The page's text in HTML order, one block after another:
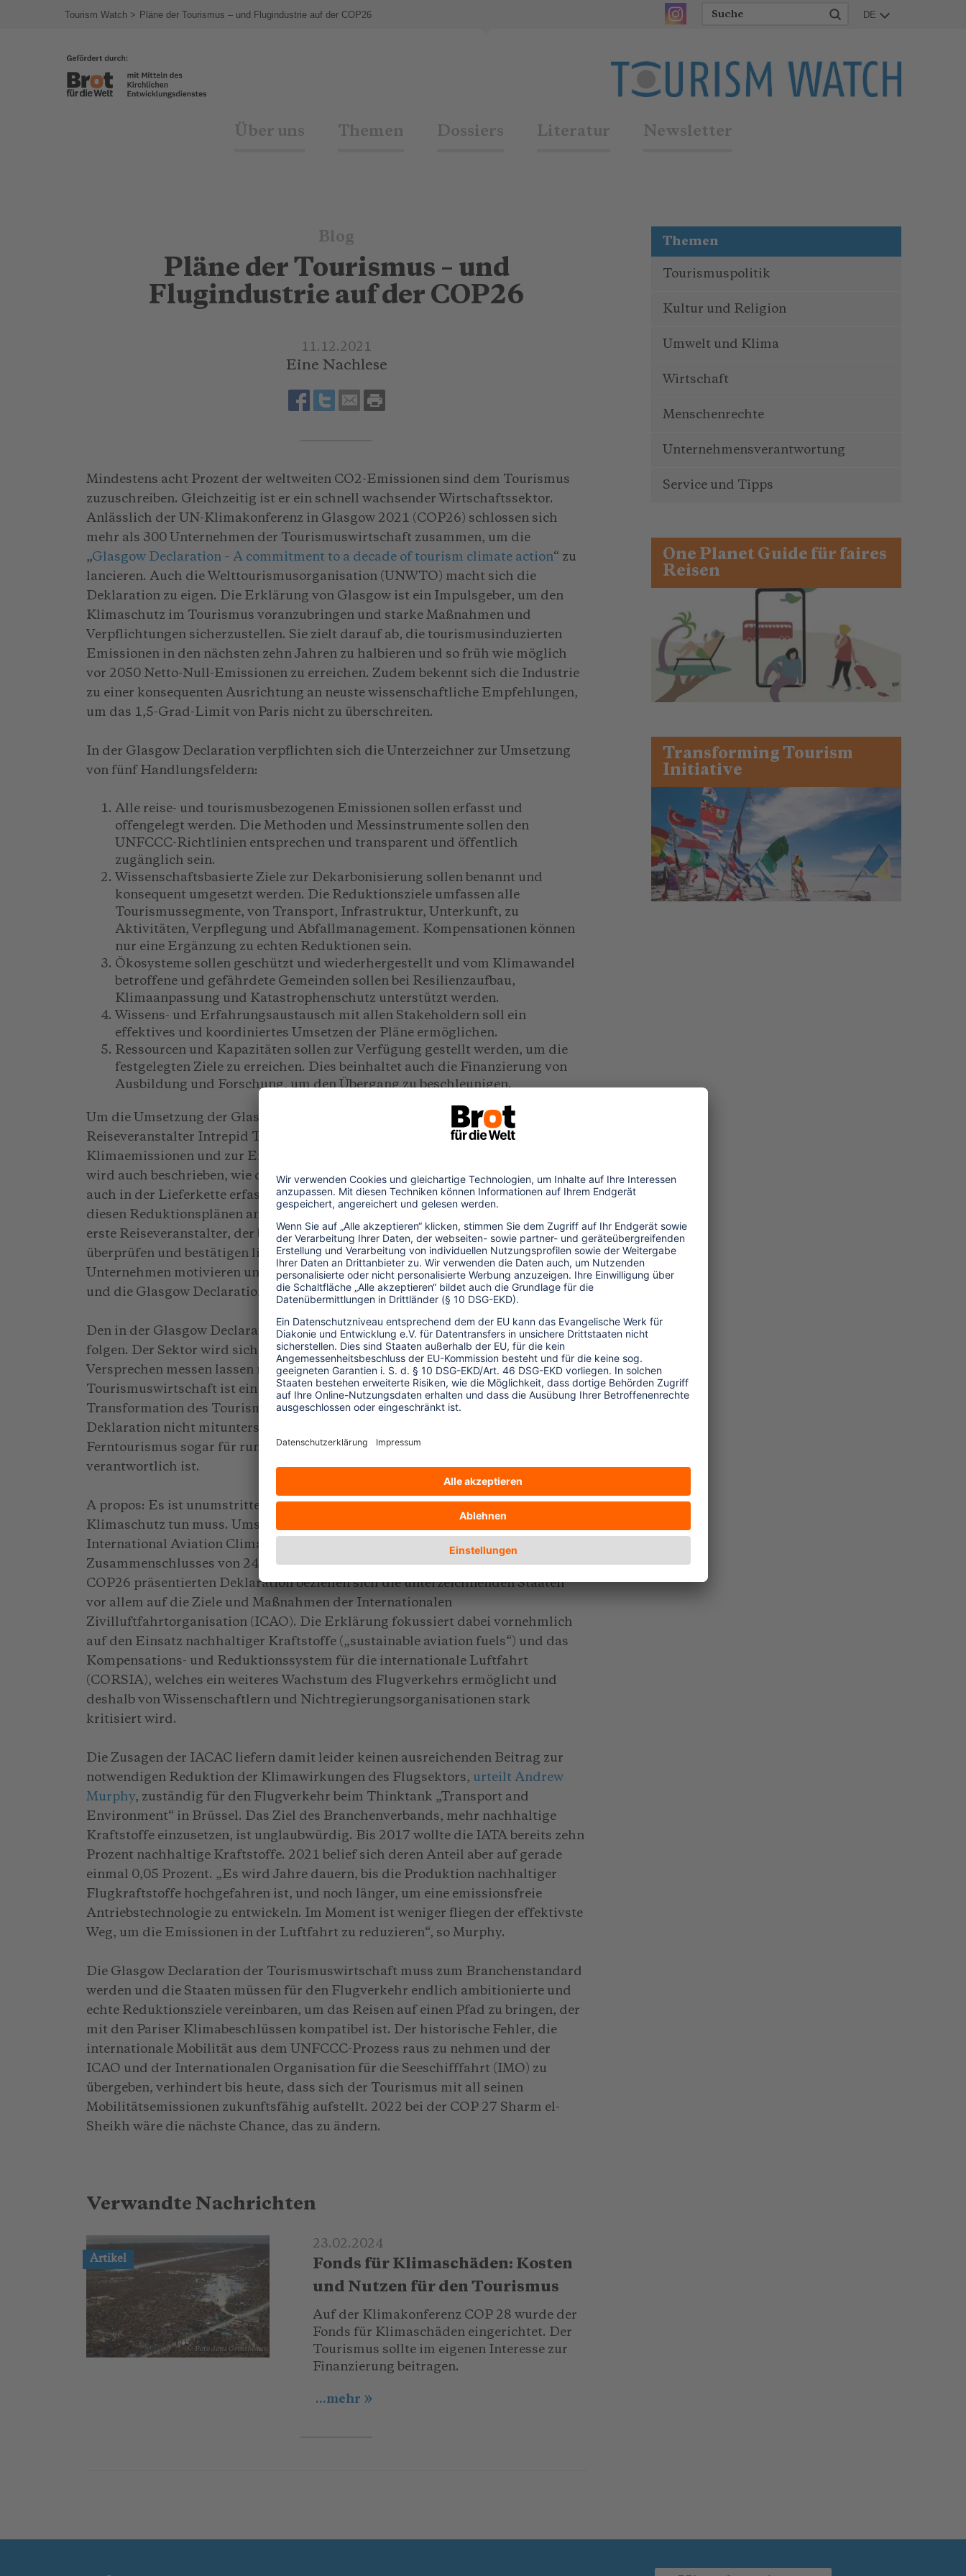
Tourism Watch Pläne der Tourismus – und Flugindustrie auf der COP26 DE
Über uns Themen Dossiers Literatur Newsletter
Blog
Pläne der Tourismus – und
Flugindustrie auf der COP26
11.12.2021
Eine Nachlese
Mindestens acht Prozent der weltweiten CO2-Emissionen sind dem Tourismus
zuzuschreiben. Gleichzeitig ist er ein schnell wachsender Wirtschaftssektor.
Anlässlich der UN-Klimakonferenz in Glasgow 2021 (COP26) schlossen sich
mehr als 300 Unternehmen der Tourismuswirtschaft zusammen, um die
„Glasgow Declaration – A commitment to a decade of tourism climate action“ zu
lancieren. Auch die Welttourismusorganisation (UNWTO) macht sich die
Deklaration zu eigen. Die Erklärung von Glasgow ist ein Impulsgeber, um den
Klimaschutz im Tourismus voranzubringen und starke Maßnahmen und
Verpflichtungen sicherzustellen. Sie zielt darauf ab, die tourismusinduzierten
Emissionen in den nächsten zehn Jahren zu halbieren und so früh wie möglich
vor 2050 Netto-Null-Emissionen zu erreichen. Zudem bekennt sich die Industrie
zu einer konsequenten Ausrichtung an neuste wissenschaftliche Empfehlungen,
um das 1,5-Grad-Limit von Paris nicht zu überschreiten.
In der Glasgow Declaration verpflichten sich die Unterzeichner zur Umsetzung
von fünf Handlungsfeldern:
Alle reise- und tourismusbezogenen Emissionen sollen erfasst und
offengelegt werden. Die Methoden und Messinstrumente sollen den
UNFCCC-Richtlinien entsprechen und transparent und öffentlich
zugänglich sein.
Wissenschaftsbasierte Ziele zur Dekarbonisierung sollen benannt und
konsequent umgesetzt werden. Die Reduktionsziele umfassen alle
Tourismussegmente, von Transport, Infrastruktur, Unterkunft, zu
Aktivitäten, Verpflegung und Abfallmanagement. Kompensationen können
nur eine Ergänzung zu echten Reduktionen sein.
Ökosysteme sollen geschützt und wiederhergestellt und vom Klimawandel
betroffene und gefährdete Gemeinden sollen bei Resilienzaufbau,
Klimaanpassung und Katastrophenschutz unterstützt werden.
Wissens- und Erfahrungsaustausch mit allen Stakeholdern soll ein
effektives und koordiniertes Umsetzen der Pläne ermöglichen.
Ressourcen und Kapazitäten sollen zur Verfügung gestellt werden, um die
festgelegten Ziele zu erreichen. Dies beinhaltet auch die Finanzierung von
Ausbildung und Forschung, um den Übergang zu beschleunigen.
Um die Umsetzung der Glasgow Declaration zu erleichtern, hat der
Reiseveranstalter Intrepid Travel einen
zur Errechnung der
Klimaemissionen und zur Erstellung von Reduktionsplänen veröffentlicht. Darin
wird auch beschrieben, wie die Emissionen im direkten Geschäftsbetrieb, aber
auch in der Lieferkette erfasst werden und warum Kompensationen nicht in
diesen Reduktionsplänen angerechnet werden. Intrepid Travel ist der weltweit
erste Reiseveranstalter, der bereits 2020 seine Klimaziele wissenschaftlich
überprüfen und bestätigen ließ. Mit dem Leitfaden möchte er andere
Unternehmen motivieren und befähigen, ebenso eine Evaluation durchzuführen
und die Glasgow Declaration ambitioniert umzusetzen.
Den in der Glasgow Declaration gegebenen Versprechen müssen jetzt Taten
folgen. Der Sektor wird sich künftig an den in dieser Erklärung gegebenen
Versprechen messen lassen müssen. Die Glasgow Declaration der
Tourismuswirtschaft ist ein erster notwendiger Schritt zu einer klimabezogenen
Transformation des Tourismus. Auffallend ist jedoch, dass die Flugbranche die
Deklaration nicht mitunterschrieben hat. Obwohl sie für mehr als 50 Prozent, im
Ferntourismus sogar für rund 80 Prozent, der Klimawirkungen des Tourismus
verantwortlich ist.
A propos: Es ist unumstritten, dass auch die Luftfahrt dringend mehr für den
Klimaschutz tun muss. Umstritten sind allerdings die Absichten der
International Aviation Climate Ambition Coalition (IACAC), eines
Zusammenschlusses von 24 Staaten – darunter Deutschland. In ihrer auf der
COP26 präsentierten Deklaration beziehen sich die unterzeichnenden Staaten
vor allem auf die Ziele und Maßnahmen der Internationalen
Zivilluftfahrtorganisation (ICAO). Die Erklärung fokussiert dabei vornehmlich
auf den Einsatz nachhaltiger Kraftstoffe („sustainable aviation fuels“) und das
Kompensations- und Reduktionssystem für die internationale Luftfahrt
(CORSIA), welches ein weiteres Wachstum des Flugverkehrs ermöglicht und
deshalb von Wissenschaftlern und Nichtregierungsorganisationen stark
kritisiert wird.
Die Zusagen der IACAC liefern damit leider keinen ausreichenden Beitrag zur
notwendigen Reduktion der Klimawirkungen des Flugsektors, urteilt Andrew
Murphy, zuständig für den Flugverkehr beim Thinktank „Transport and
Environment“ in Brüssel. Das Ziel des Branchenverbands, mehr nachhaltige
Kraftstoffe einzusetzen, ist unglaubwürdig. Bis 2017 wollte die IATA bereits zehn
Prozent nachhaltige Kraftstoffe. 2021 belief sich deren Anteil aber auf gerade
einmal 0,05 Prozent. „Es wird Jahre dauern, bis die Produktion nachhaltiger
Flugkraftstoffe hochgefahren ist, und noch länger, um eine emissionsfreie
Antriebstechnologie zu entwickeln. Im Moment ist weniger fliegen der effektivste
Weg, um die Emissionen in der Luftfahrt zu reduzieren“, so Murphy.
Die Glasgow Declaration der Tourismuswirtschaft muss zum Branchenstandard
werden und die Staaten müssen für den Flugverkehr endlich ambitionierte und
echte Reduktionsziele vereinbaren, um das Reisen auf einen Pfad zu bringen, der
mit den Pariser Klimabeschlüssen kompatibel ist. Der historische Fehler, die
internationale Mobilität aus dem UNFCCC-Prozess raus zu nehmen und der
ICAO und der Internationalen Organisation für die Seeschifffahrt (IMO) zu
übergeben, verhindert bis heute, dass sich der Tourismus mit all seinen
Mobilitätsemissionen zukunftsfähig aufstellt. 2022 bei der COP 27 Sharm el-
Sheikh wäre die nächste Chance, das zu ändern.
Verwandte Nachrichten
Artikel
© Foto Jens Grossmann
23.02.2024
Fonds für Klimaschäden: Kosten
und Nutzen für den Tourismus
Auf der Klimakonferenz COP 28 wurde der
Fonds für Klimaschäden eingerichtet. Der
Tourismus sollte im eigenen Interesse zur
Finanzierung beitragen.
...mehr
Themen
Tourismuspolitik
Kultur und Religion
Umwelt und Klima
Wirtschaft
Menschenrechte
Unternehmensverantwortung
Service und Tipps
One Planet Guide für faires
Reisen
Transforming Tourism
Initiative